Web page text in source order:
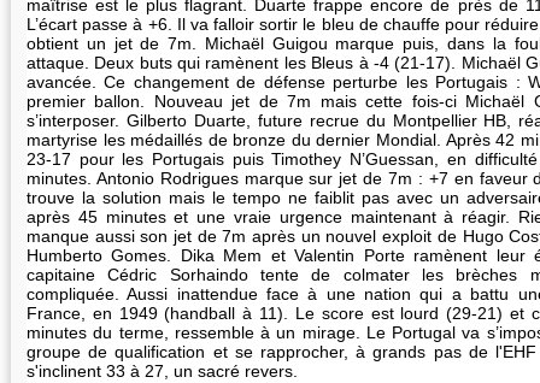
maîtrise est le plus flagrant. Duarte frappe encore de près de
L’écart passe à +6. Il va falloir sortir le bleu de chauffe pour
obtient un jet de 7m. Michaël Guigou marque puis, dans la
attaque. Deux buts qui ramènent les Bleus à -4 (21-17). Michaël
avancée. Ce changement de défense perturbe les Portugais :
premier ballon. Nouveau jet de 7m mais cette fois-ci Michaël
s’interposer. Gilberto Duarte, future recrue du Montpellier HB,
martyrise les médaillés de bronze du dernier Mondial. Après 42
23-17 pour les Portugais puis Timothey N’Guessan, en
minutes. Antonio Rodrigues marque sur jet de 7m : +7 en faveur
trouve la solution mais le tempo ne faiblit pas avec un
après 45 minutes et une vraie urgence maintenant à réagir.
manque aussi son jet de 7m après un nouvel exploit de Hugo
Humberto Gomes. Dika Mem et Valentin Porte ramènent
capitaine Cédric Sorhaindo tente de colmater les brèches
compliquée. Aussi inattendue face à une nation qui a battu
France, en 1949 (handball à 11). Le score est lourd (29-21) et
minutes du terme, ressemble à un mirage. Le Portugal va
groupe de qualification et se rapprocher, à grands pas de
s'inclinent 33 à 27, un sacré revers.